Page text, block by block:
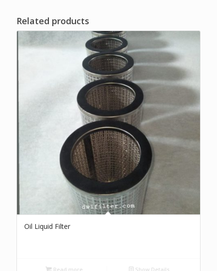
Related products
Oil Liquid Filter
Read more Show Details